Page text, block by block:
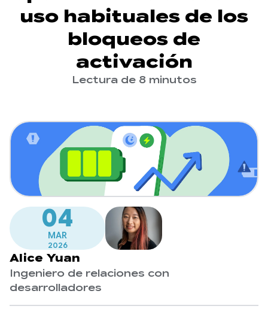
uso habituales de los
bloqueos de
activación
Lectura de 8 minutos
04
MAR
2026
Alice Yuan
Ingeniero de relaciones con
desarrolladores